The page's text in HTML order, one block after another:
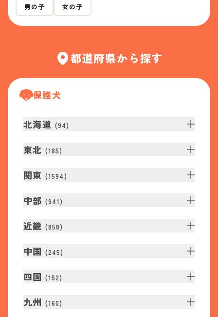
男の子 女の子
都道府県から探す
保護犬
北海道 (94)
東北 (185)
関東 (1594 )
中部 (941 )
近畿 (858)
中国 (245)
四国 (152)
九州 (160)